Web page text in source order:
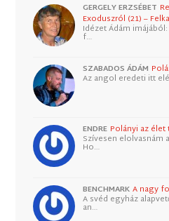
GERGELY ERZSÉBET
Exoduszról (21) –
Idézet Ádám
f…
SZABADOS ÁDÁM
Az angol eredeti itt
ENDRE Polányi az élet
Szívesen elolvasnám
Ho…
BENCHMARK A nagy
A svéd egyház
an…